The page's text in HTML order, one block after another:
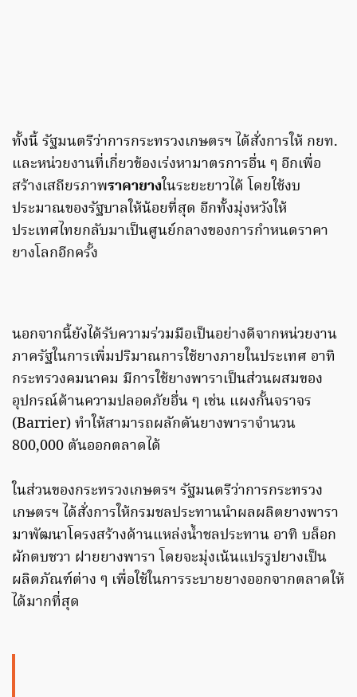
ทั้งนี้ รัฐมนตรีว่าการกระทรวงเกษตรฯ ได้สั่งการให้ กยท.
และหน่วยงานที่เกี่ยวข้องเร่งหามาตรการอื่น ๆ อีกเพื่อ
สร้างเสถียรภาพราคายางในระยะยาวได้ โดยใช้งบ
ประมาณของรัฐบาลให้น้อยที่สุด อีกทั้งมุ่งหวังให้
ประเทศไทยกลับมาเป็นศูนย์กลางของการกำหนดราคา
ยางโลกอีกครั้ง
นอกจากนี้ยังได้รับความร่วมมือเป็นอย่างดีจากหน่วยงาน
ภาครัฐในการเพิ่มปริมาณการใช้ยางภายในประเทศ อาทิ
กระทรวงคมนาคม มีการใช้ยางพาราเป็นส่วนผสมของ
อุปกรณ์ด้านความปลอดภัยอื่น ๆ เช่น แผงกั้นจราจร
(Barrier) ทำให้สามารถผลักดันยางพาราจำนวน
800,000 ตันออกตลาดได้
ในส่วนของกระทรวงเกษตรฯ รัฐมนตรีว่าการกระทรวง
เกษตรฯ ได้สั่งการให้กรมชลประทานนำผลผลิตยางพารา
มาพัฒนาโครงสร้างด้านแหล่งน้ำชลประทาน อาทิ บล็อก
ผักตบชวา ฝายยางพารา โดยจะมุ่งเน้นแปรรูปยางเป็น
ผลิตภัณฑ์ต่าง ๆ เพื่อใช้ในการระบายยางออกจากตลาดให้
ได้มากที่สุด